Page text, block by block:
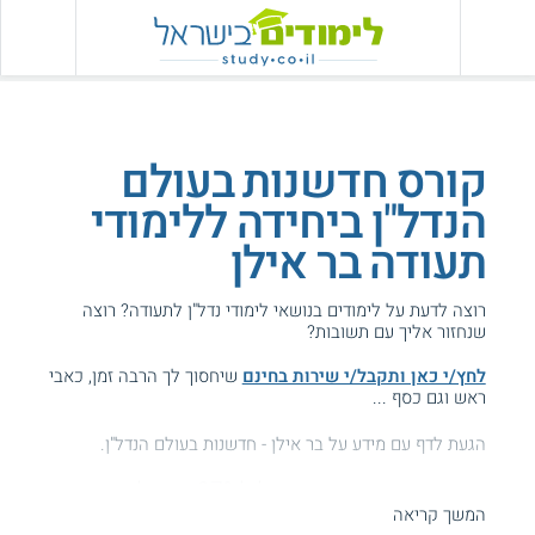
קורס חדשנות בעולם
הנדל"ן ביחידה ללימודי
תעודה בר אילן
רוצה לדעת על לימודים בנושאי לימודי נדל"ן לתעודה? רוצה
שנחזור אליך עם תשובות?
לחץ/י כאן ותקבל/י שירות בחינם שיחסוך לך הרבה זמן, כאבי
ראש וגם כסף ...
הגעת לדף עם מידע על בר אילן - חדשנות בעולם הנדל"ן.
עזרנו גם לך? דרג אותנו:המשך קריאה